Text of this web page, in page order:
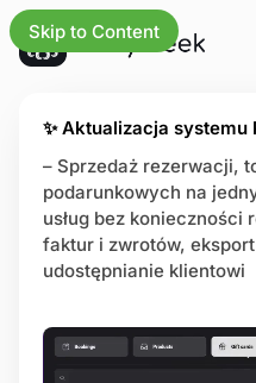
Skip to Content
✨ Aktualizacja systemu
– Sprzedaż rezerwacji,
podarunkowych na
usług bez konieczności
faktur i zwrotów,
udostępnianie klientowi
główna